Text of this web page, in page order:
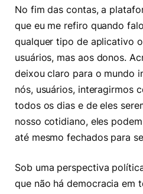
No fim das contas, a
que eu me refiro quando
qualquer tipo de aplicativo
usuários, mas aos donos.
deixou claro para o mundo
nós, usuários, interagirmos
todos os dias e de eles
nosso cotidiano, eles
até mesmo fechados para
Sob uma perspectiva
que não há democracia em